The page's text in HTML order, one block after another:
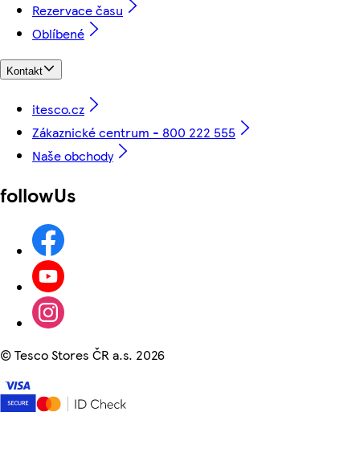
Rezervace času
Oblíbené
Kontakt
itesco.cz
Zákaznické centrum - 800 222 555
Naše obchody
followUs
©Tesco Stores ČR a.s. 2026